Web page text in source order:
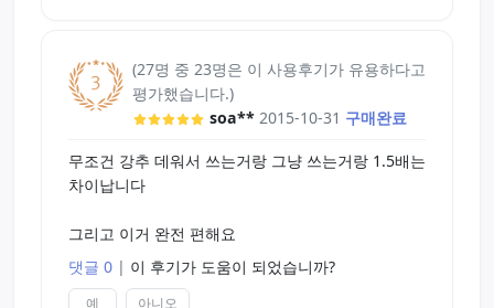
그냥 쓰는거랑 느낌 달라요!
P.S 아 시발 내 오나홀!!!
(27명 중 23명은 이 사용후기가 유용하다고
평가했습니다.)
soa** 2015-10-31 구매완료
무조건 강추 데워서 쓰는거랑 그냥 쓰는거랑 1.5배는
차이납니다
그리고 이거 완전 편해요
댓글 0 | 이 후기가 도움이 되었습니까?
예 아니오